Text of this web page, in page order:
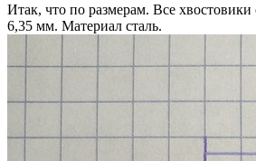
Итак, что по размерам. Все
6,35 мм. Материал сталь.